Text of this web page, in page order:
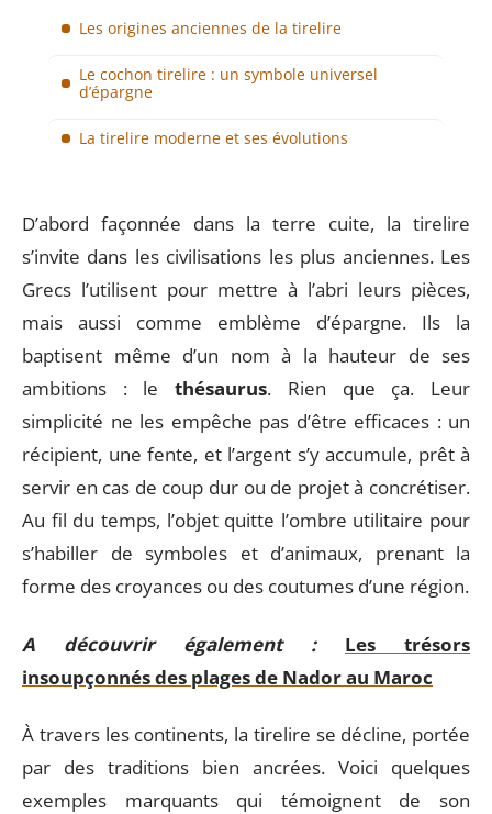
Les origines anciennes de la tirelire
Le cochon tirelire : un symbole universel
d’épargne
La tirelire moderne et ses évolutions
D’abord façonnée dans la terre cuite, la tirelire
s’invite dans les civilisations les plus anciennes. Les
Grecs l’utilisent pour mettre à l’abri leurs pièces,
mais aussi comme emblème d’épargne. Ils la
baptisent même d’un nom à la hauteur de ses
ambitions : lethésaurus. Rien que ça. Leur
simplicité ne les empêche pas d’être efficaces : un
récipient, une fente, et l’argent s’y accumule, prêt à
servir en cas de coup dur ou de projet à concrétiser.
Au fil du temps, l’objet quitte l’ombre utilitaire pour
s’habiller de symboles et d’animaux, prenant la
forme des croyances ou des coutumes d’une région.
A découvrir également :
Les trésors
insoupçonnés des plages de Nador au Maroc
À travers les continents, la tirelire se décline, portée
par des traditions bien ancrées. Voici quelques
exemples marquants qui témoignent de son